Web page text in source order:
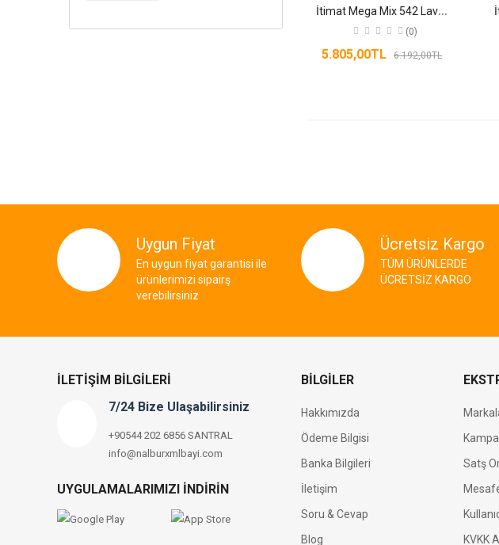
İ
timat Mega Mix 542 Lavabo Bataryası
(0)
5.805,00TL 6.192,00TL
Uygun Fiyat
En uygun fiyat garantisi ile
ürünlerimizi sipairş
verebilirsiniz
Ücretsiz Kargo
TÜM ÜRÜNLERDE
ÜCRETSİZ KARGO
İLETIŞIM BILGILERI
7/24 Bize Ulaşabilirsiniz
+90544 202 6856 SANTRAL
info@nalburxmlbayi.com
UYGULAMALARIMIZI İNDIRIN
BILGILER
Hakkımızda
Ödeme Bilgisi
Banka Bilgileri
İletişim
Soru & Cevap
Blog
Satş
KVKK